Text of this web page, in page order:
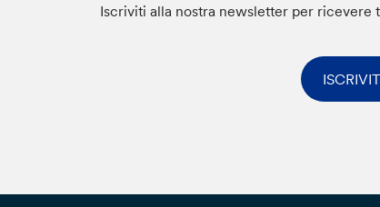
Iscriviti alla nostra newsletter per